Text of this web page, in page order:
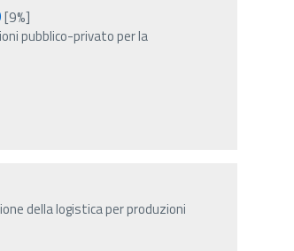
[9%]
pubblico-privato per la
della logistica per produzioni